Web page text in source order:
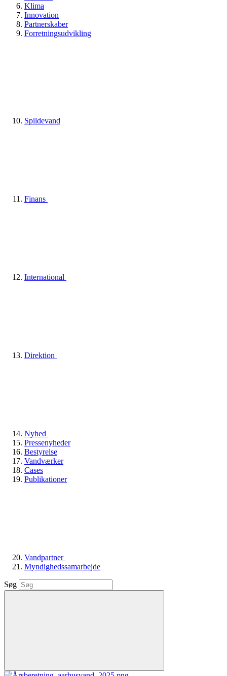
Klima
Innovation
Partnerskaber
Forretningsudvikling
Spildevand
Finans
International
Direktion
Nyhed
Pressenyheder
Bestyrelse
Vandværker
Cases
Publikationer
Vandpartner
Myndighedssamarbejde
Søg